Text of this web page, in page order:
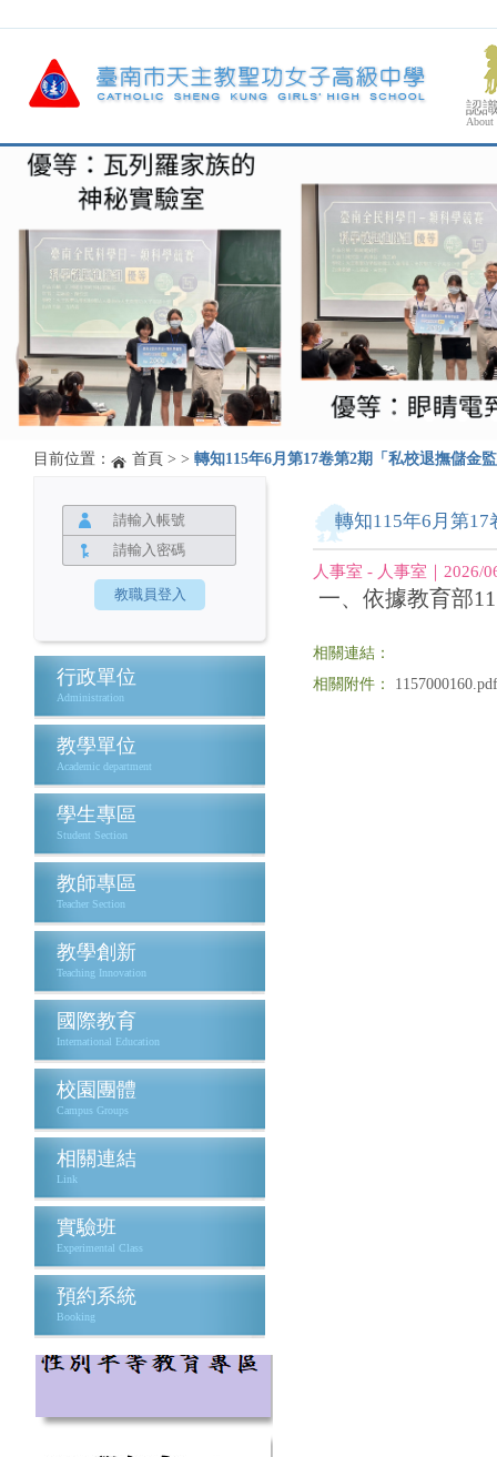
認
About
目前位置： 首頁 > > 轉知115年6月第17卷第2期「私校退撫儲金
行政單位
Administration
教學單位
Academic department
學生專區
Student Section
教師專區
Teacher Section
教學創新
Teaching Innovation
國際教育
International Education
校園團體
Campus Groups
相關連結
Link
實驗班
Experimental Class
預約系統
Booking
轉知115年6月第
人事室 - 人事室｜2026/
一、依據教育部
相關連結：
相關附件： 1157000160.pdf